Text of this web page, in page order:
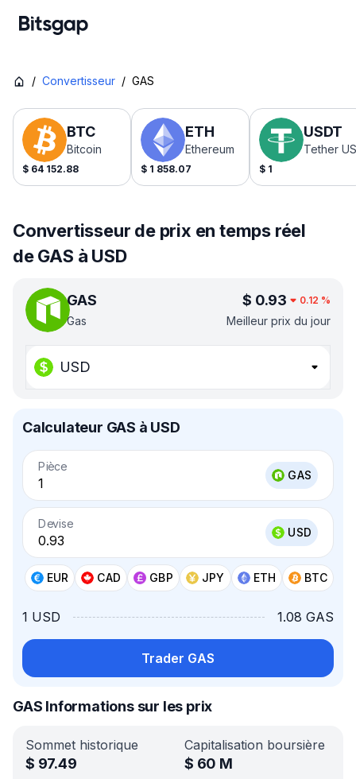
/ Convertisseur / GAS
BTC
Bitcoin
$ 64 152.88
ETH
Ethereum
$ 1 858.07
USDT
Tether
$ 1
Convertisseur de prix en temps réel
de GAS à USD
GAS
Gas
$ 0.93 0.12 %
Meilleur prix du jour
USD
Calculateur GAS à USD
Pièce
GAS
Devise
USD
EUR CAD GBP JPY ETH BTC
1 USD 1.08 GAS
Trader GAS
GAS Informations sur les prix
Sommet historique
$ 97.49
Capitalisation boursière
$ 60 M